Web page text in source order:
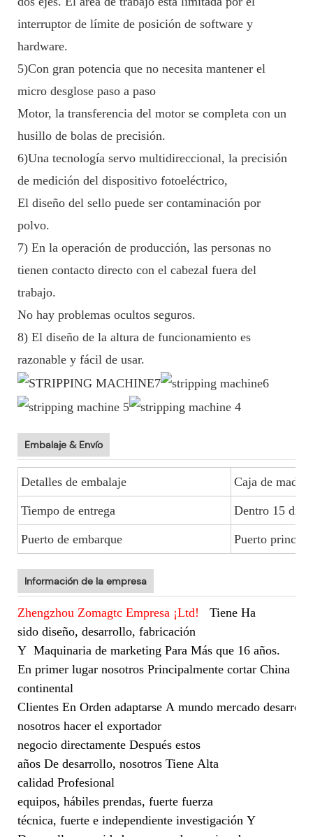
interruptor de límite de posición de software y
hardware.
5)Con gran potencia que no necesita mantener el
micro desglose paso a paso
Motor, la transferencia del motor se completa con un
husillo de bolas de precisión.
6)Una tecnología servo multidireccional, la precisión
de medición del dispositivo fotoeléctrico,
El diseño del sello puede ser contaminación por
polvo.
7) En la operación de producción, las personas no
tienen contacto directo con el cabezal fuera del
trabajo.
No hay problemas ocultos seguros.
8) El diseño de la altura de funcionamiento es
razonable y fácil de usar.
Embalaje & Envío
Detalles de embalaje Caja de madera
Tiempo de entrega Dentro 15
Puerto de embarque Puerto
Información de la empresa
Zhengzhou Zomagtc Empresa ¡Ltd!
Tiene Ha
sido diseño, desarrollo, fabricación
Y Maquinaria de marketing Para Más que 16 años.
En primer lugar nosotros Principalmente cortar China
continental
Clientes En Orden adaptarse A mundo mercado
nosotros hacer el exportador
negocio directamente Después estos
años De desarrollo, nosotros Tiene Alta
calidad Profesional
equipos, hábiles prendas, fuerte fuerza
técnica, fuerte e independiente investigación Y